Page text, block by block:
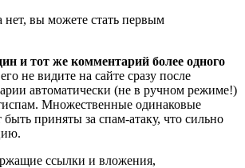
вы можете стать первым
и тот же комментарий более одного
не видите на сайте сразу после
автоматически (не в ручном режиме!)
Множественные одинаковые
приняты за спам-атаку, что сильно
ссылки и вложения,